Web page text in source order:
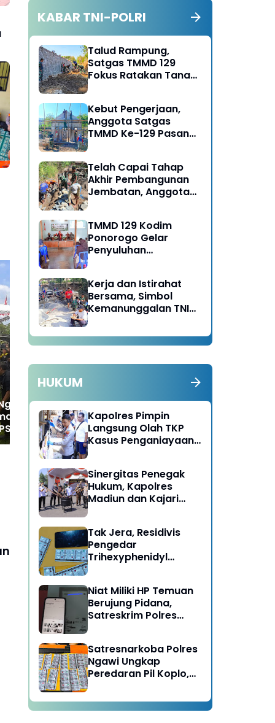
Laksanakan
Pengajian
Situasi
Polres Ngawi Berhasil
Ungkap 177 Kasus dalam
Ops Pekat Semeru 2026
KABAR TNI-POLRI
Talud Rampung,
Satgas TMMD 129
Fokus Ratakan Tanah
Kebut Pengerjaan,
Anggota Satgas
TMMD Ke-129 Pasang
RTLH
Telah Capai Tahap
Akhir Pembangunan
Jembatan, Anggota
Jalan
TMMD 129 Kodim
Ponorogo Gelar
Penyuluhan
Kerja dan Istirahat
Bersama, Simbol
Kemanunggalan TNI
129 Bulu Lor Ponorogo
HUKUM
Kapolres Pimpin
Langsung Olah TKP
Kasus Penganiayaan
Ngawi
Sinergitas Penegak
Hukum, Kapolres
Madiun dan Kajari
Umum
Tak Jera, Residivis
Pengedar
Trihexyphenidyl
Ngawi
Niat Miliki HP Temuan
Berujung Pidana,
Satreskrim Polres
Satresnarkoba Polres
Ngawi Ungkap
Peredaran Pil Koplo,
Diamankan